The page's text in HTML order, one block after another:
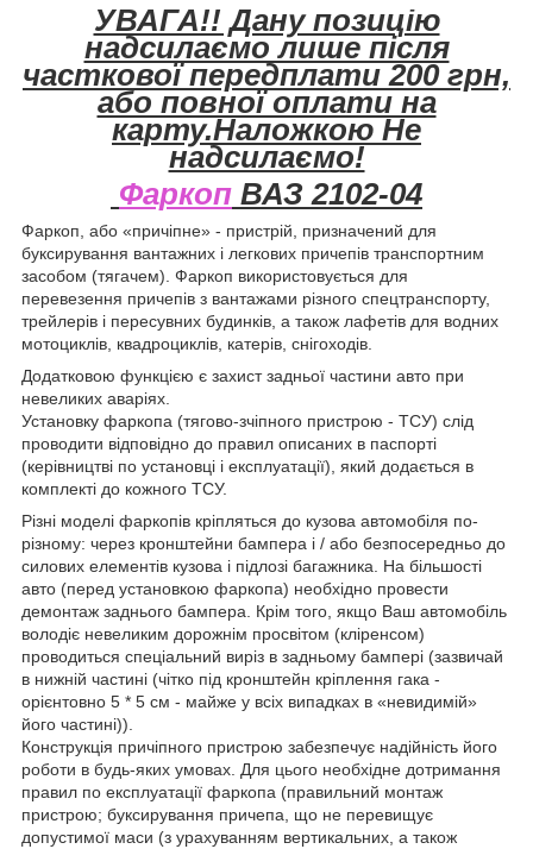
УВАГА!! Дану позицію
надсилаємо лише після
часткової передплати 200 грн,
або повної оплати на
карту.Наложкою Не
надсилаємо!
Фаркоп ВАЗ 2102-04
Фаркоп, або «причіпне» - пристрій, призначений для
буксирування вантажних і легкових причепів транспортним
засобом (тягачем). Фаркоп використовується для
перевезення причепів з вантажами різного спецтранспорту,
трейлерів і пересувних будинків, а також лафетів для водних
мотоциклів, квадроциклів, катерів, снігоходів.
Додатковою функцією є захист задньої частини авто при
невеликих аваріях.
Установку фаркопа (тягово-зчіпного пристрою - ТСУ) слід
проводити відповідно до правил описаних в паспорті
(керівництві по установці і експлуатації), який додається в
комплекті до кожного ТСУ.
Різні моделі фаркопів кріпляться до кузова автомобіля по-
різному: через кронштейни бампера і / або безпосередньо до
силових елементів кузова і підлозі багажника. На більшості
авто (перед установкою фаркопа) необхідно провести
демонтаж заднього бампера. Крім того, якщо Ваш автомобіль
володіє невеликим дорожнім просвітом (кліренсом)
проводиться спеціальний виріз в задньому бампері (зазвичай
в нижній частині (чітко під кронштейн кріплення гака -
орієнтовно 5 * 5 см - майже у всіх випадках в «невидимій»
його частині)).
Конструкція причіпного пристрою забезпечує надійність його
роботи в будь-яких умовах. Для цього необхідне дотримання
правил по експлуатації фаркопа (правильний монтаж
пристрою; буксирування причепа, що не перевищує
допустимої маси (з урахуванням вертикальних, а також